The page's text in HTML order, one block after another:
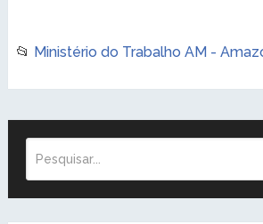
📂 Ministério do Trabalho AM -